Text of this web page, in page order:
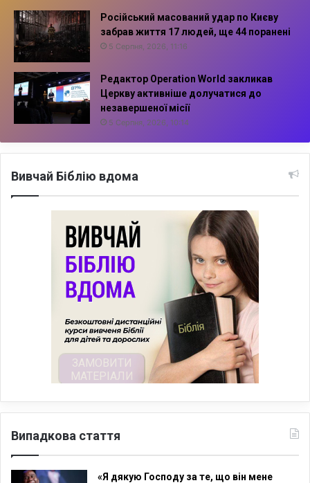
Російський масований удар по Києву
забрав життя 17 людей, ще 44 поранені
5 Серпня, 2026, 11:16
Редактор Operation World закликав
Церкву активніше долучатися до
незавершеної місії
5 Серпня, 2026, 10:14
Вивчай Біблію вдома
Випадкова стаття
«Я дякую Господу за те, що він мене